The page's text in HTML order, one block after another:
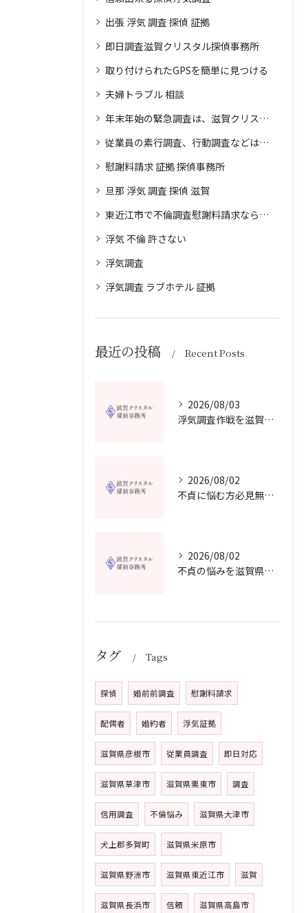
出張 浮気 調査 探偵 証拠
即日調査滋賀クリスタル探偵事務所
取り付けられたGPSを簡単に見つける
夫婦トラブル 相談
年末年始の緊急調査は、滋賀クリスタル探偵事務所へご相談
従業員の素行調査、行動調査などは、滋賀クリスタル探偵事務所へまずは、ご相談
慰謝料請求 証拠 探偵事務所
旦那 浮気 調査 探偵 滋賀
東近江市で不倫調査慰謝料請求なら滋賀クリスタル探偵事務所へご相談
浮気 不倫 許さない
浮気調査
浮気調査 ラブホテル 証拠
最近の投稿 Recent Posts
2026/08/03
浮気調査作戦を滋賀県で成功させる費用と証拠収集の実践ガイド
2026/08/02
不貞に悩む方必見無料相談対応の探偵事務所は滋賀県高島市でどう選ぶべきか
2026/08/02
不貞の悩みを滋賀県大津市の探偵事務所で無料相談し納得できる解決策を見つける方法
タグ Tags
探偵 婚前前調査 慰謝料請求
配偶者 婚約者 浮気証拠
滋賀県彦根市 従業員調査 即日対応
滋賀県草津市 滋賀県栗東市 調査
信用調査 不倫悩み 滋賀県大津市
犬上郡多賀町 滋賀県米原市
滋賀県野洲市 滋賀県東近江市 滋賀
滋賀県長浜市 信頼 滋賀県高島市